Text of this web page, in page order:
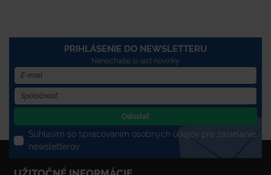
PRIHLÁSENIE DO NEWSLETTERU
Nenechajte si újsť novinky
Odoslať
Súhlasím so spracovaním osobných údajov pre zasielanie
newsletterov